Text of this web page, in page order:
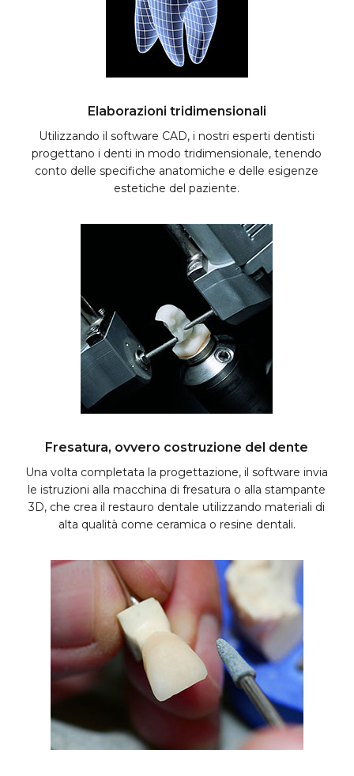
Elaborazioni tridimensionali
Utilizzando il software CAD, i nostri esperti dentisti
progettano i denti in modo tridimensionale, tenendo
conto delle specifiche anatomiche e delle esigenze
estetiche del paziente.
Fresatura, ovvero costruzione del dente
Una volta completata la progettazione, il software invia
le istruzioni alla macchina di fresatura o alla stampante
3D, che crea il restauro dentale utilizzando materiali di
alta qualità come ceramica o resine dentali.